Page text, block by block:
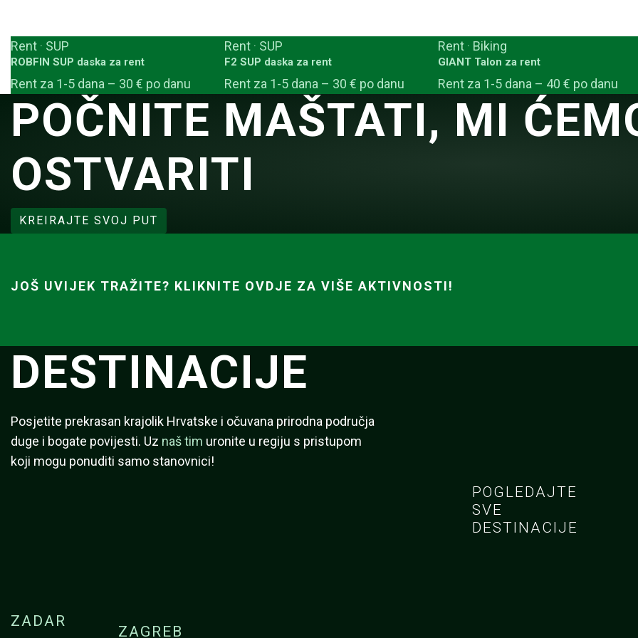
Rent · SUP
ROBFIN SUP daska za rent
Rent za 1-5 dana – 30 € po danu
Rent · SUP
F2 SUP daska za rent
Rent za 1-5 dana – 30 € po danu
Rent · Biking
GIANT Talon za rent
Rent za 1-5 dana – 40 € po danu
POČNITE MAŠTATI, MI
OSTVARITI
KREIRAJTE SVOJ PUT
JOŠ UVIJEK TRAŽITE? KLIKNITE OVDJE ZA VIŠE AKTIVNOSTI!
DESTINACIJE
Posjetite prekrasan krajolik Hrvatske i očuvana prirodna područja
duge i bogate povijesti. Uz naš tim uronite u regiju s pristupom
koji mogu ponuditi samo stanovnici!
ZADAR
ZAGREB
POGLEDAJTE
SVE
DESTINACIJE